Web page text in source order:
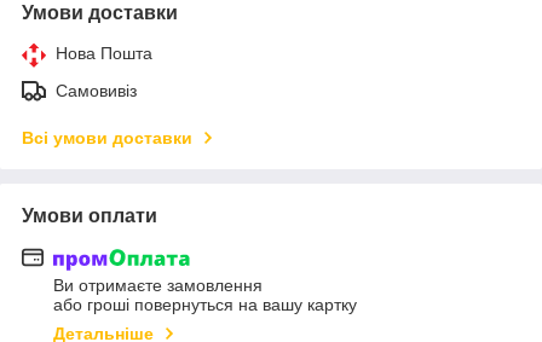
Умови доставки
Нова Пошта
Самовивіз
Всі умови доставки
Умови оплати
Ви отримаєте замовлення
або гроші повернуться на вашу картку
Детальніше